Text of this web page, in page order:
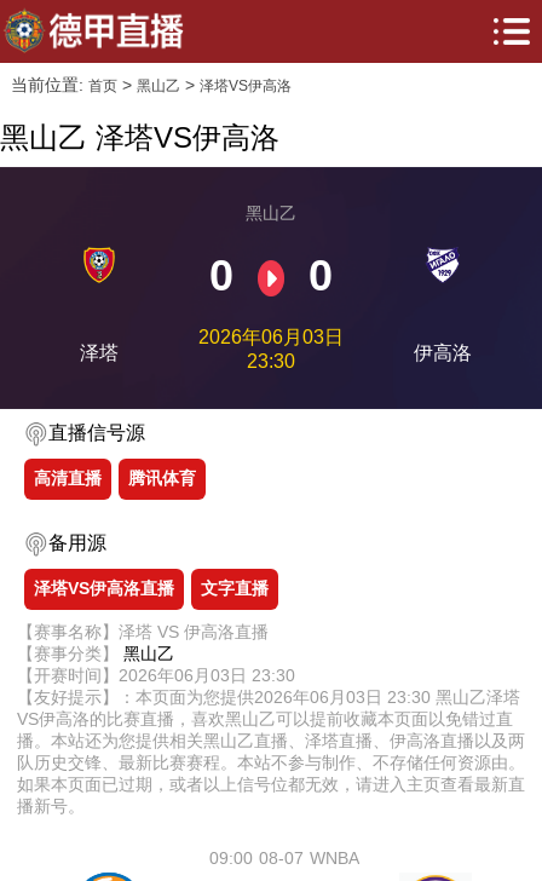
当前位置: 首页> 黑山乙 > 泽塔VS伊高洛
黑山乙 泽塔VS伊高洛
泽塔
黑山乙
0 0
2026年06月03日
23:30
伊高洛
直播信号源
高清直播 腾讯体育
备用源
泽塔VS伊高洛直播 文字直播
【赛事名称】泽塔 VS 伊高洛直播
【赛事分类】 黑山乙
【开赛时间】2026年06月03日 23:30
【友好提示】：本页面为您提供2026年06月03日 23:30 黑山乙泽塔
VS伊高洛的比赛直播，喜欢黑山乙可以提前收藏本页面以免错过直
播。本站还为您提供相关黑山乙直播、泽塔直播、伊高洛直播以及两
队历史交锋、最新比赛赛程。本站不参与制作、不存储任何资源由。
如果本页面已过期，或者以上信号位都无效，请进入主页查看最新直
播新号。
08-07
09:00 WNBA